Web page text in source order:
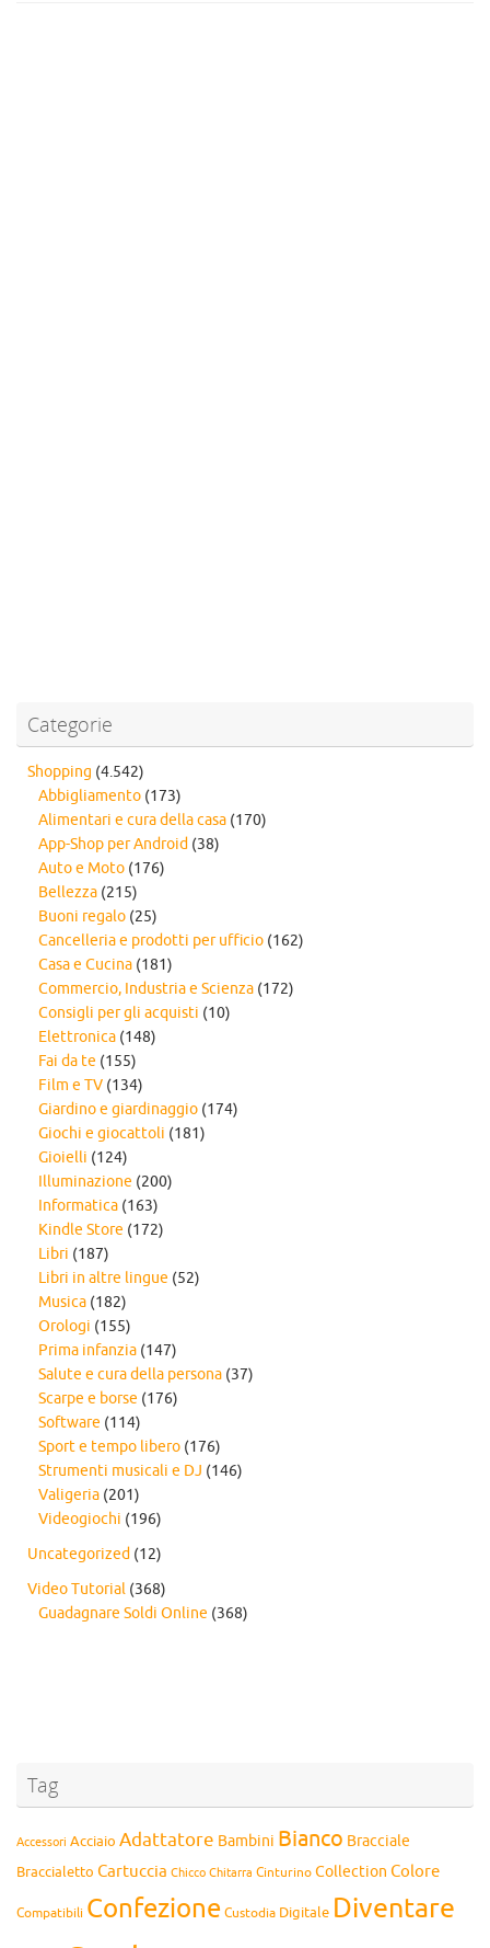
Categorie
Shopping (4.542)
Abbigliamento (173)
Alimentari e cura della casa (170)
App-Shop per Android (38)
Auto e Moto (176)
Bellezza (215)
Buoni regalo (25)
Cancelleria e prodotti per ufficio (162)
Casa e Cucina (181)
Commercio, Industria e Scienza (172)
Consigli per gli acquisti (10)
Elettronica (148)
Fai da te (155)
Film e TV (134)
Giardino e giardinaggio (174)
Giochi e giocattoli (181)
Gioielli (124)
Illuminazione (200)
Informatica (163)
Kindle Store (172)
Libri (187)
Libri in altre lingue (52)
Musica (182)
Orologi (155)
Prima infanzia (147)
Salute e cura della persona (37)
Scarpe e borse (176)
Software (114)
Sport e tempo libero (176)
Strumenti musicali e DJ (146)
Valigeria (201)
Videogiochi (196)
Uncategorized (12)
Video Tutorial (368)
Guadagnare Soldi Online (368)
Tag
Accessori Acciaio Adattatore Bambini Bianco Bracciale
Braccialetto Cartuccia Chicco Chitarra Cinturino Collection Colore
Compatibili Confezione Custodia Digitale Diventare